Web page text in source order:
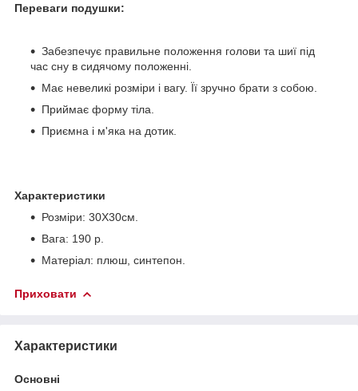
Переваги подушки:
Забезпечує правильне положення голови та шиї під
час сну в сидячому положенні.
Має невеликі розміри і вагу. Її зручно брати з собою.
Приймає форму тіла.
Приємна і м'яка на дотик.
Характеристики
Розміри: 30Х30см.
Вага: 190 р.
Матеріал: плюш, синтепон.
Приховати
Характеристики
Основні